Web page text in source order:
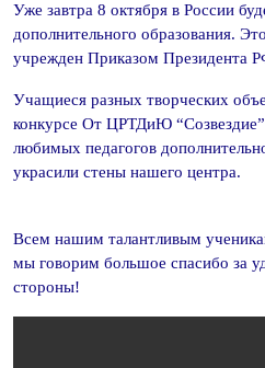
Уже завтра 8 октября в России
дополнительного образования.
учрежден Приказом Президента
Учащиеся разных творческих
конкурсе От ЦРТДиЮ
любимых педагогов
украсили стены нашего центра.
Всем нашим талантливым
мы говорим большое спасибо за
стороны!